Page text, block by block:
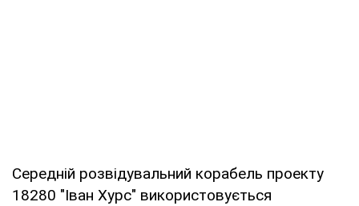
Середній розвідувальний корабель проекту
18280 "Іван Хурс" використовується